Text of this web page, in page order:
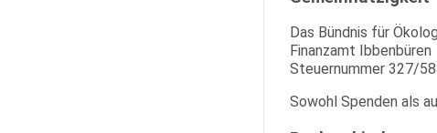
Das Bündnis für
Finanzamt Ibbenbüren
Steuernummer 327/
Sowohl Spenden als